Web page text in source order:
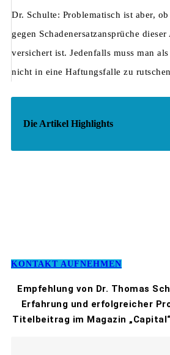
Dr. Schulte: Problematisch ist aber,
gegen Schadenersatzansprüche
versichert ist. Jedenfalls muss man
nicht in eine Haftungsfalle zu
Die Artikel Highlights
KONTAKT AUFNEHMEN
Empfehlung von Dr. Thomas
Erfahrung und erfolgreicher
Titelbeitrag im Magazin